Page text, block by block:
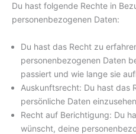
Du hast folgende Rechte in
personenbezogenen Daten:
Du hast das Recht zu
personenbezogenen Daten
passiert und wie lange sie
Auskunftsrecht: Du hast das
persönliche Daten
Recht auf Berichtigung: Du
wünscht, deine